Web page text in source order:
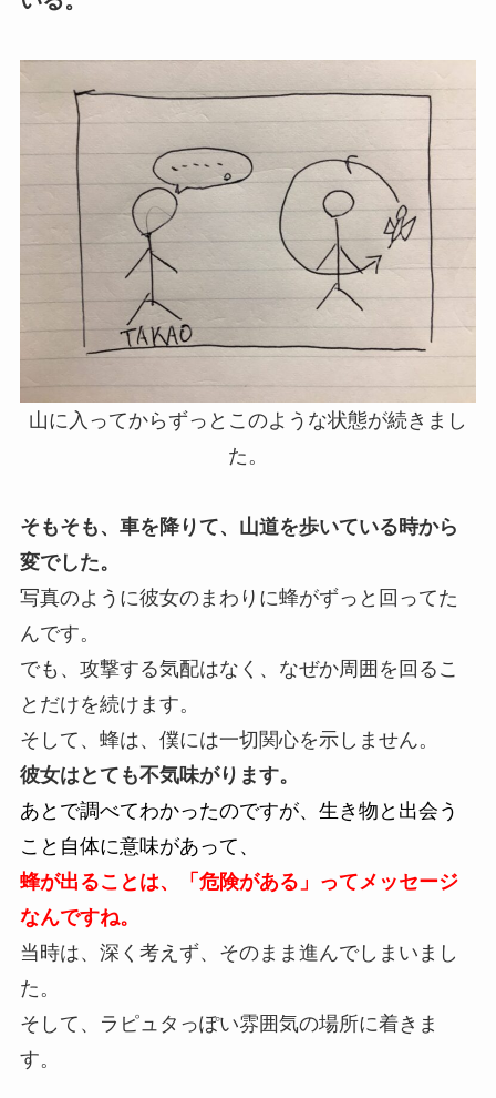
山に入ってからずっとこのような状態が続きまし
た。
そもそも、車を降りて、山道を歩いている時から
変でした。
写真のように彼女のまわりに蜂がずっと回ってた
んです。
でも、攻撃する気配はなく、なぜか周囲を回るこ
とだけを続けます。
そして、蜂は、僕には一切関心を示しません。
彼女はとても不気味がります。
あとで調べてわかったのですが、生き物と出会う
こと自体に意味があって、
蜂が出ることは、「危険がある」ってメッセージ
なんですね。
当時は、深く考えず、そのまま進んでしまいまし
た。
そして、ラピュタっぽい雰囲気の場所に着きま
す。